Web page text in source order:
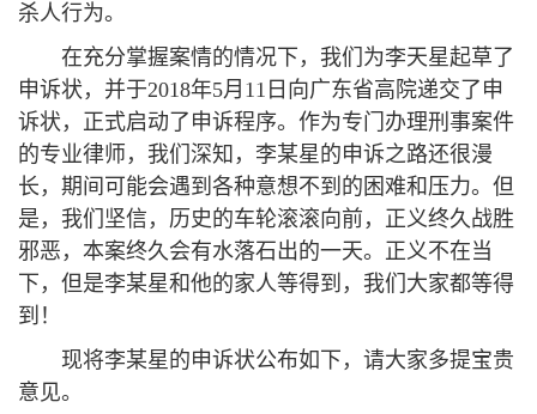
杀人行为。
在充分掌握案情的情况下，我们为李天星起草了
申诉状，并于2018年5月11日向广东省高院递交了申
诉状，正式启动了申诉程序。作为专门办理刑事案件
的专业律师，我们深知，李某星的申诉之路还很漫
长，期间可能会遇到各种意想不到的困难和压力。但
是，我们坚信，历史的车轮滚滚向前，正义终久战胜
邪恶，本案终久会有水落石出的一天。正义不在当
下，但是李某星和他的家人等得到，我们大家都等得
到！
现将李某星的申诉状公布如下，请大家多提宝贵
意见。